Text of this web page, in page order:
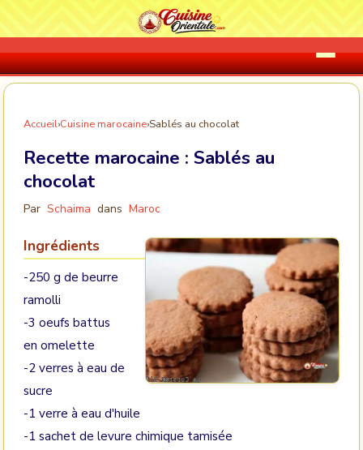
Accueil›Cuisine marocaine›Sablés au chocolat
Recette marocaine : Sablés au
chocolat
Par Schaima dans Maroc
Ingrédients
-250 g de beurre
ramolli
-3 oeufs battus
en omelette
-2 verres à eau de
sucre
-1 verre à eau d'huile
-1 sachet de levure chimique tamisée